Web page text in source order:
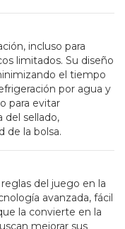
incluso para
limitados. Su diseño
el tiempo
por agua y
para evitar
del sellado,
de la bolsa.
del juego en la
avanzada, fácil
la convierte en la
mejorar sus